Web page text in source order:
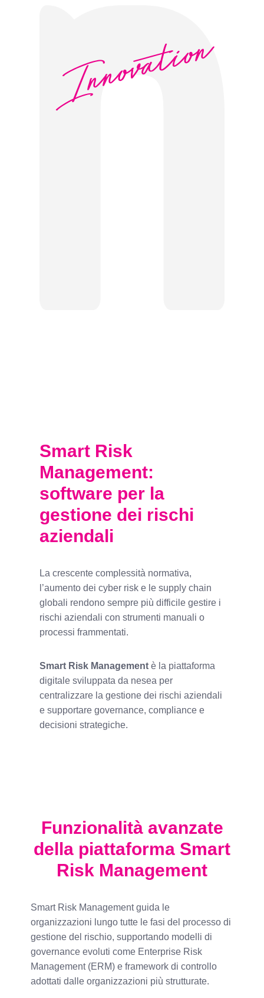
Innovation
Smart Risk
Management:
software per la
gestione dei rischi
aziendali
La crescente complessità normativa,
l’aumento dei cyber risk e le supply chain
globali rendono sempre più difficile gestire i
rischi aziendali con strumenti manuali o
processi frammentati.
Smart Risk Management è la piattaforma
digitale sviluppata da nesea per
centralizzare la gestione dei rischi aziendali
e supportare governance, compliance e
decisioni strategiche.
Funzionalità avanzate
della piattaforma Smart
Risk Management
Smart Risk Management guida le
organizzazioni lungo tutte le fasi del processo di
gestione del rischio, supportando modelli di
governance evoluti come Enterprise Risk
Management (ERM) e framework di controllo
adottati dalle organizzazioni più strutturate.